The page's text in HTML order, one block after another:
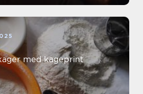
med kageprint